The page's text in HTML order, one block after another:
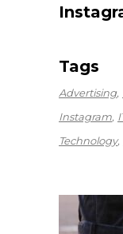
Tags
Advertising
Instagram
Technology